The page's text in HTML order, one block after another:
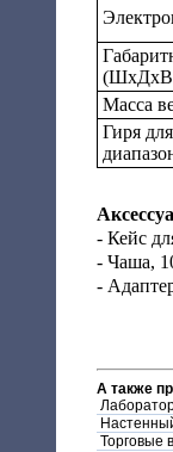
Масса
Гиря
- Кейс
- Чаша,
-
А также
Торговые